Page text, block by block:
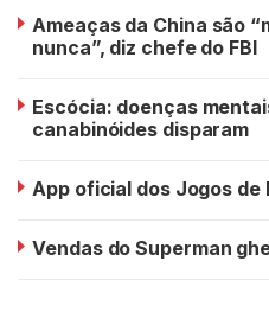
Ameaças da China são
nunca”, diz chefe do FBI
Escócia: doenças
canabinóides disparam
App oficial dos Jogos de
Vendas do Superman